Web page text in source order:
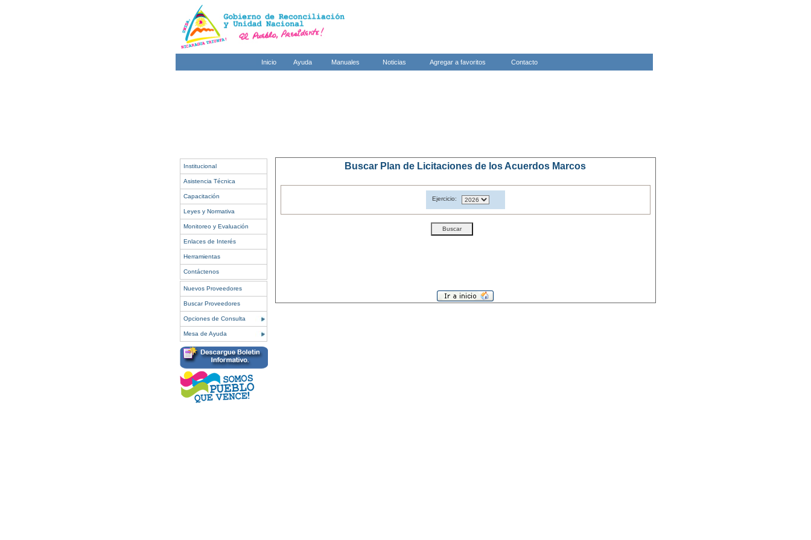
Inicio Ayuda Manuales Noticias Agregar a favoritos Contacto
Institucional
Asistencia Técnica
Capacitación
Leyes y Normativa
Monitoreo y Evaluación
Enlaces de Interés
Herramientas
Contáctenos
Nuevos Proveedores
Buscar Proveedores
Opciones de Consulta
Mesa de Ayuda
Buscar Plan de Licitaciones de los Acuerdos Marcos
Ejercicio: